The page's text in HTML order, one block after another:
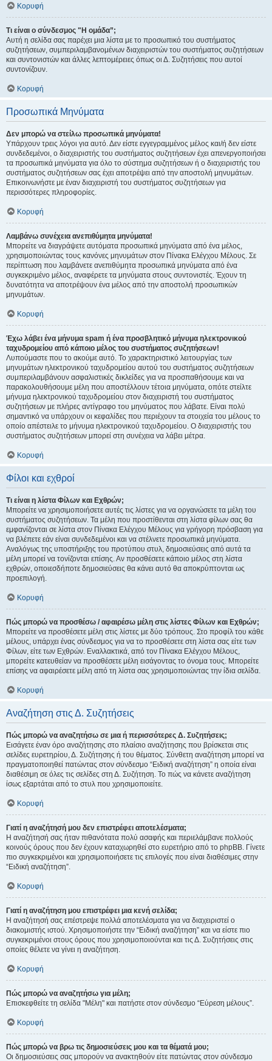
Κορυφή
Τι είναι ο σύνδεσμος "Η ομάδα”;
Αυτή η σελίδα σας παρέχει μια λίστα με το προσωπικό του συστήματος
συζητήσεων, συμπεριλαμβανομένων διαχειριστών του συστήματος συζητήσεων
και συντονιστών και άλλες λεπτομέρειες όπως οι Δ. Συζητήσεις που αυτοί
συντονίζουν.
Κορυφή
Προσωπικά Μηνύματα
Δεν μπορώ να στείλω προσωπικά μηνύματα!
Υπάρχουν τρεις λόγοι για αυτό. Δεν είστε εγγεγραμμένος μέλος και/ή δεν είστε
συνδεδεμένοι, ο διαχειριστής του συστήματος συζητήσεων έχει απενεργοποιήσει
τα προσωπικά μηνύματα για όλο το σύστημα συζητήσεων ή ο διαχειριστής του
συστήματος συζητήσεων σας έχει αποτρέψει από την αποστολή μηνυμάτων.
Επικοινωνήστε με έναν διαχειριστή του συστήματος συζητήσεων για
περισσότερες πληροφορίες.
Κορυφή
Λαμβάνω συνέχεια ανεπιθύμητα μηνύματα!
Μπορείτε να διαγράψετε αυτόματα προσωπικά μηνύματα από ένα μέλος,
χρησιμοποιώντας τους κανόνες μηνυμάτων στον Πίνακα Ελέγχου Μέλους. Σε
περίπτωση που λαμβάνετε ανεπιθύμητα προσωπικά μηνύματα από ένα
συγκεκριμένο μέλος, αναφέρετε τα μηνύματα στους συντονιστές. Έχουν τη
δυνατότητα να αποτρέψουν ένα μέλος από την αποστολή προσωπικών
μηνυμάτων.
Κορυφή
Έχω λάβει ένα μήνυμα spam ή ένα προσβλητικό μήνυμα ηλεκτρονικού
ταχυδρομείου από κάποιο μέλος του συστήματος συζητήσεων!
Λυπούμαστε που το ακούμε αυτό. Το χαρακτηριστικό λειτουργίας των
μηνυμάτων ηλεκτρονικού ταχυδρομείου αυτού του συστήματος συζητήσεων
συμπεριλαμβάνουν ασφαλιστικές δικλείδες για να προσπαθήσουμε και να
παρακολουθήσουμε μέλη που αποστέλλουν τέτοια μηνύματα, οπότε στείλτε
μήνυμα ηλεκτρονικού ταχυδρομείου στον διαχειριστή του συστήματος
συζητήσεων με πλήρες αντίγραφο του μηνύματος που λάβατε. Είναι πολύ
σημαντικό να υπάρχουν οι κεφαλίδες που περιέχουν τα στοιχεία του μέλους το
οποίο απέστειλε το μήνυμα ηλεκτρονικού ταχυδρομείου. Ο διαχειριστής του
συστήματος συζητήσεων μπορεί στη συνέχεια να λάβει μέτρα.
Κορυφή
Φίλοι και εχθροί
Τι είναι η λίστα Φίλων και Εχθρών;
Μπορείτε να χρησιμοποιήσετε αυτές τις λίστες για να οργανώσετε τα μέλη του
συστήματος συζητήσεων. Τα μέλη που προστίθενται στη λίστα φίλων σας θα
εμφανίζονται σε λίστα στον Πίνακα Ελέγχου Μέλους για γρήγορη πρόσβαση για
να βλέπετε εάν είναι συνδεδεμένοι και να στέλνετε προσωπικά μηνύματα.
Αναλόγως της υποστήριξης του προτύπου στυλ, δημοσιεύσεις από αυτά τα
μέλη μπορεί να τονίζονται επίσης. Αν προσθέσετε κάποιο μέλος στη λίστα
εχθρών, οποιεσδήποτε δημοσιεύσεις θα κάνει αυτό θα αποκρύπτονται ως
προεπιλογή.
Κορυφή
Πώς μπορώ να προσθέσω / αφαιρέσω μέλη στις λίστες Φίλων και Εχθρών;
Μπορείτε να προσθέσετε μέλη στις λίστες με δύο τρόπους. Στο προφίλ του κάθε
μέλους, υπάρχει ένας σύνδεσμος για να το προσθέσετε στη λίστα σας είτε των
Φίλων, είτε των Εχθρών. Εναλλακτικά, από τον Πίνακα Ελέγχου Μέλους,
μπορείτε κατευθείαν να προσθέσετε μέλη εισάγοντας το όνομα τους. Μπορείτε
επίσης να αφαιρέσετε μέλη από τη λίστα σας χρησιμοποιώντας την ίδια σελίδα.
Κορυφή
Αναζήτηση στις Δ. Συζητήσεις
Πώς μπορώ να αναζητήσω σε μια ή περισσότερες Δ. Συζητήσεις;
Εισάγετε έναν όρο αναζήτησης στο πλαίσιο αναζήτησης που βρίσκεται στις
σελίδες ευρετηρίου, Δ. Συζήτησης ή του θέματος. Σύνθετη αναζήτηση μπορεί να
πραγματοποιηθεί πατώντας στον σύνδεσμο “Ειδική αναζήτηση” η οποία είναι
διαθέσιμη σε όλες τις σελίδες στη Δ. Συζήτηση. Το πώς να κάνετε αναζήτηση
ίσως εξαρτάται από το στυλ που χρησιμοποιείτε.
Κορυφή
Γιατί η αναζήτησή μου δεν επιστρέφει αποτελέσματα;
Η αναζήτησή σας ήταν πιθανότατα πολύ ασαφής και περιελάμβανε πολλούς
κοινούς όρους που δεν έχουν καταχωρηθεί στο ευρετήριο από το phpBB. Γίνετε
πιο συγκεκριμένοι και χρησιμοποιήσετε τις επιλογές που είναι διαθέσιμες στην
“Ειδική αναζήτηση”.
Κορυφή
Γιατί η αναζήτηση μου επιστρέφει μια κενή σελίδα;
Η αναζήτησή σας επέστρεψε πολλά αποτελέσματα για να διαχειριστεί ο
διακομιστής ιστού. Χρησιμοποιήστε την “Ειδική αναζήτηση” και να είστε πιο
συγκεκριμένοι στους όρους που χρησιμοποιούνται και τις Δ. Συζητήσεις στις
οποίες θέλετε να γίνει η αναζήτηση.
Κορυφή
Πώς μπορώ να αναζητήσω για μέλη;
Επισκεφθείτε τη σελίδα "Μέλη" και πατήστε στον σύνδεσμο “Εύρεση μέλους”.
Κορυφή
Πώς μπορώ να βρω τις δημοσιεύσεις μου και τα θέματά μου;
Οι δημοσιεύσεις σας μπορούν να ανακτηθούν είτε πατώντας στον σύνδεσμο